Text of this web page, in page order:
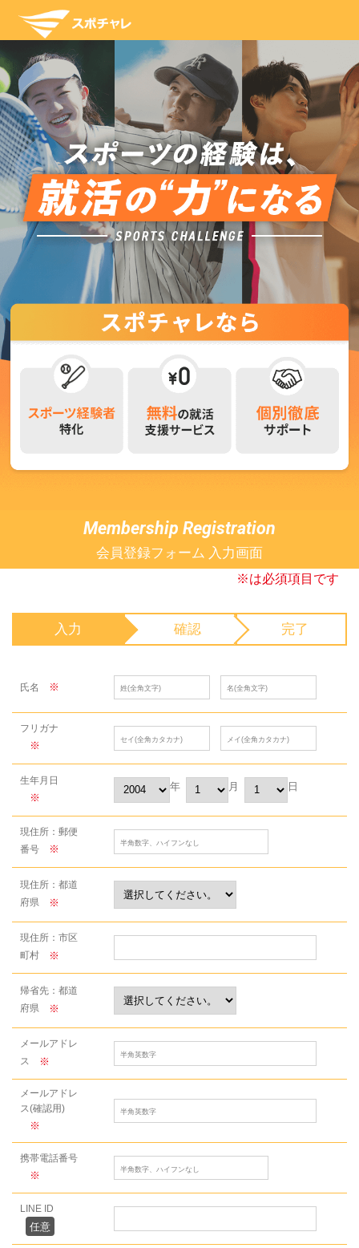
Membership Registration
会員登録フォーム 入力画面
※は必須項目です
入力 確認 完了
氏名 ※
フリガナ
※
生年月日
※
年 月 日
現住所： 郵便
番号
※
現住所： 都道
府県
※
現住所： 市区
町村
※
帰省先： 都道
府県
※
メールアドレ
ス
※
メールアドレ
ス(確認用)
※
携帯電話番号
※
LINE ID
任意